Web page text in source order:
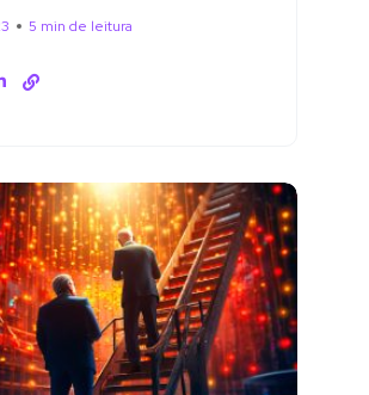
5 min de leitura